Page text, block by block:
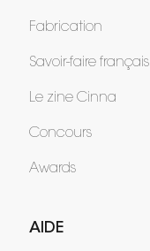
Fabrication
Savoir-faire français
Le zine Cinna
Concours
Awards
AIDE